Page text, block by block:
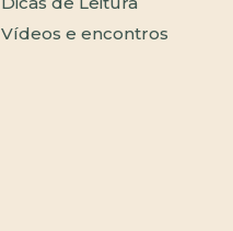
Vídeos e encontros